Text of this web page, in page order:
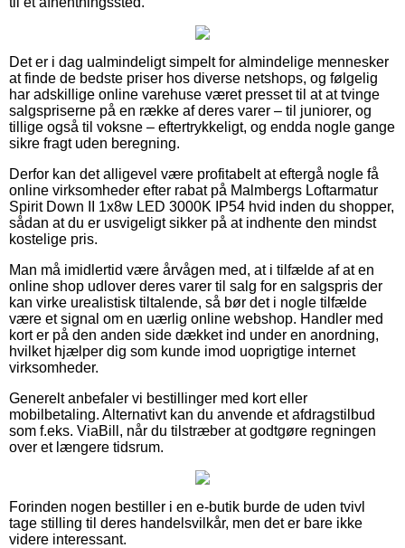
Det er i dag ualmindeligt simpelt for almindelige mennesker
at finde de bedste priser hos diverse netshops, og følgelig
har adskillige online varehuse været presset til at at tvinge
salgspriserne på en række af deres varer – til juniorer, og
tillige også til voksne – eftertrykkeligt, og endda nogle gange
sikre fragt uden beregning.
Derfor kan det alligevel være profitabelt at eftergå nogle få
online virksomheder efter rabat på Malmbergs Loftarmatur
Spirit Down II 1x8w LED 3000K IP54 hvid inden du shopper,
sådan at du er usvigeligt sikker på at indhente den mindst
kostelige pris.
Man må imidlertid være årvågen med, at i tilfælde af at en
online shop udlover deres varer til salg for en salgspris der
kan virke urealistisk tiltalende, så bør det i nogle tilfælde
være et signal om en uærlig online webshop. Handler med
kort er på den anden side dækket ind under en anordning,
hvilket hjælper dig som kunde imod uoprigtige internet
virksomheder.
Generelt anbefaler vi bestillinger med kort eller
mobilbetaling. Alternativt kan du anvende et afdragstilbud
som f.eks. ViaBill, når du tilstræber at godtgøre regningen
over et længere tidsrum.
Forinden nogen bestiller i en e-butik burde de uden tvivl
tage stilling til deres handelsvilkår, men det er bare ikke
videre interessant.